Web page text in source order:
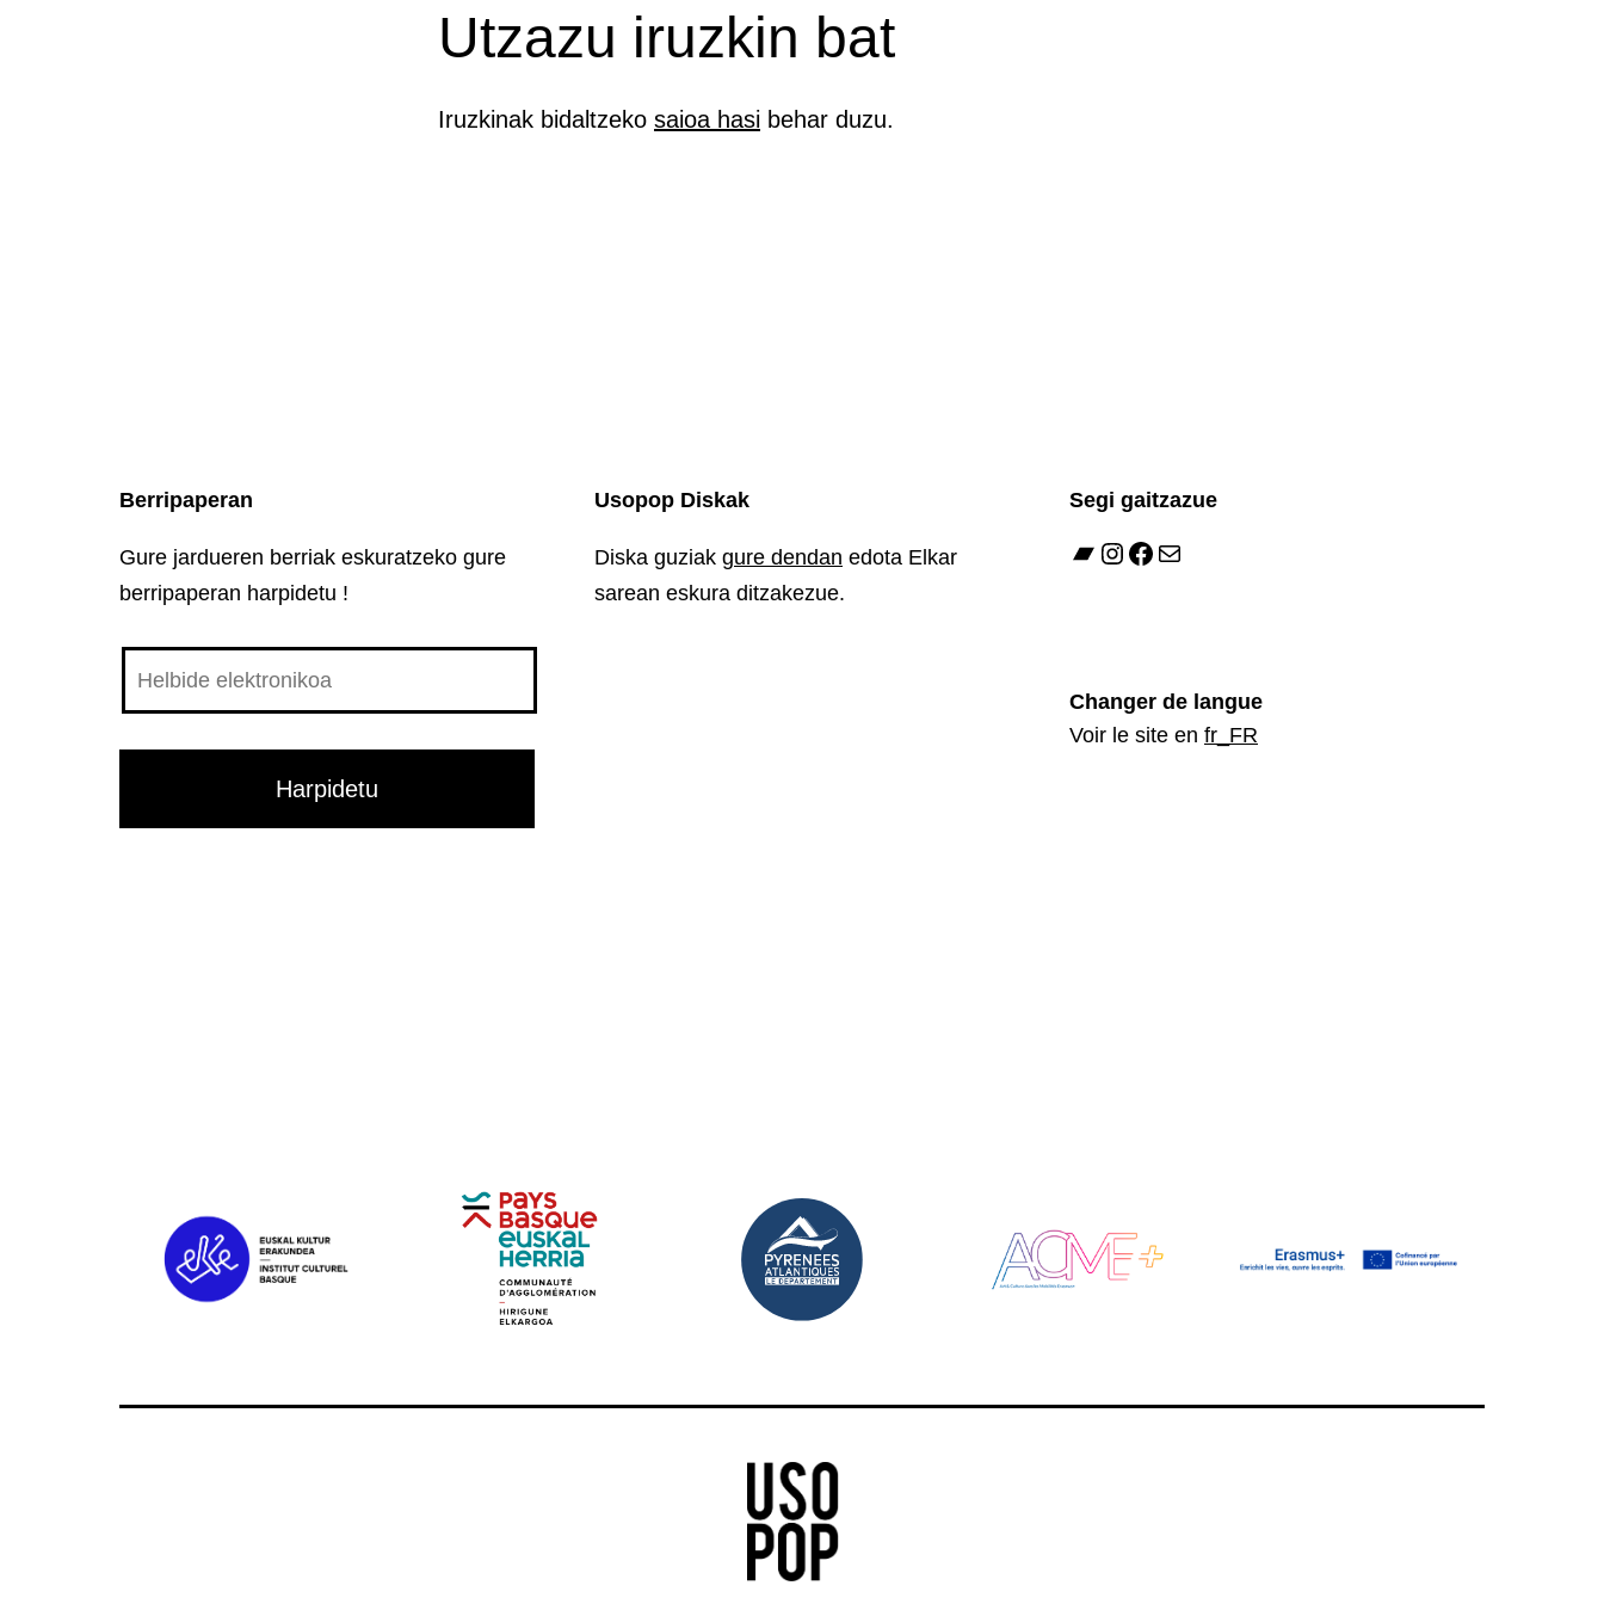
Utzazu iruzkin bat
Iruzkinak bidaltzeko saioa hasi behar duzu.
Berripaperan
Gure jardueren berriak eskuratzeko gure
berripaperan harpidetu !
Usopop Diskak
Diska guziak gure dendan edota Elkar
sarean eskura ditzakezue.
Segi gaitzazue
Bandcamp
Instagram
Facebook
Mail
Changer de langue
Voir le site en fr_FR